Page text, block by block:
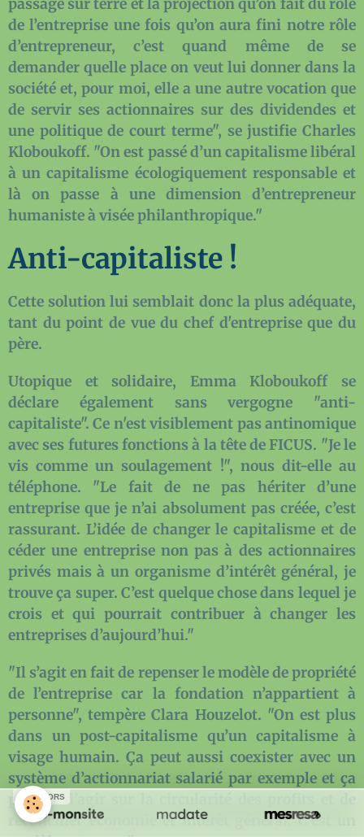
passage sur terre et la projection qu’on fait du rôle
de l’entreprise une fois qu’on aura fini notre rôle
d’entrepreneur, c’est quand même de se
demander quelle place on veut lui donner dans la
société et, pour moi, elle a une autre vocation que
de servir ses actionnaires sur des dividendes et
une politique de court terme", se justifie Charles
Kloboukoff. "On est passé d’un capitalisme libéral
à un capitalisme écologiquement responsable et
là on passe à une dimension d’entrepreneur
humaniste à visée philanthropique."
Anti-capitaliste !
Cette solution lui semblait donc la plus adéquate,
tant du point de vue du chef d'entreprise que du
père.
Utopique et solidaire, Emma Kloboukoff se
déclare également sans vergogne "anti-
capitaliste". Ce n'est visiblement pas antinomique
avec ses futures fonctions à la tête de FICUS. "Je le
vis comme un soulagement !", nous dit-elle au
téléphone. "Le fait de ne pas hériter d’une
entreprise que je n’ai absolument pas créée, c’est
rassurant. L’idée de changer le capitalisme et de
céder une entreprise non pas à des actionnaires
privés mais à un organisme d’intérêt général, je
trouve ça super. C’est quelque chose dans lequel je
crois et qui pourrait contribuer à changer les
entreprises d’aujourd’hui."
"Il s’agit en fait de repenser le modèle de propriété
de l’entreprise car la fondation n’appartient à
personne", tempère Clara Houzelot. "On est plus
dans un post-capitalisme qu’un capitalisme à
visage humain. Ça peut aussi coexister avec un
système d’actionnariat salarié par exemple et ça
permet d’agir sur la circularité des profits et de
réconcilier économie et intérêt général. C’est un
SPONSORS